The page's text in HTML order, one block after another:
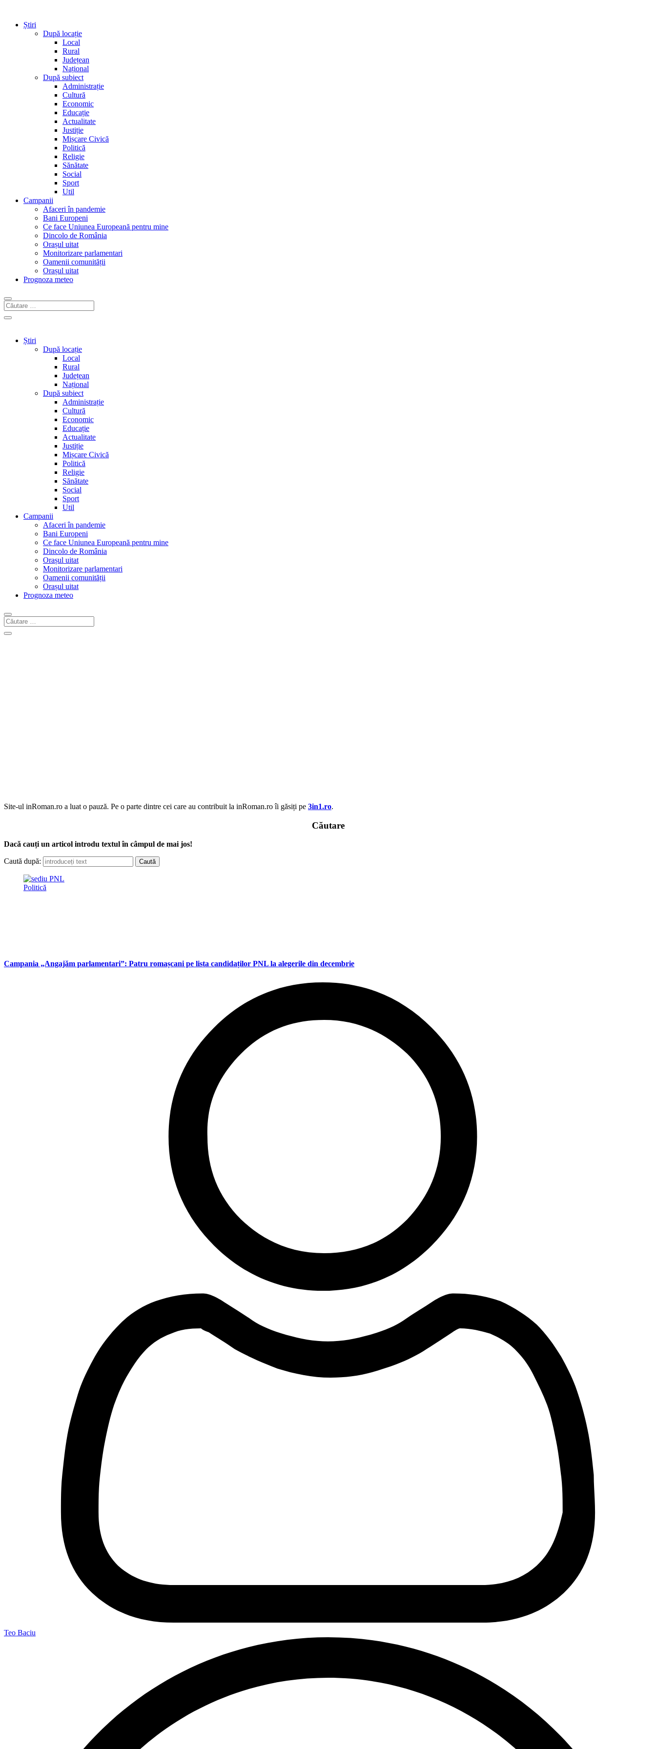
Știri
După locație
Local
Rural
Județean
Național
După subiect
Administrație
Cultură
Economic
Educație
Actualitate
Justiție
Mișcare Civică
Politică
Religie
Sănătate
Social
Sport
Util
Campanii
Afaceri în pandemie
Bani Europeni
Ce face Uniunea Europeană pentru mine
Dincolo de România
Orașul uitat
Monitorizare parlamentari
Oamenii comunității
Orașul uitat
Prognoza meteo
Știri
După locație
Local
Rural
Județean
Național
După subiect
Administrație
Cultură
Economic
Educație
Actualitate
Justiție
Mișcare Civică
Politică
Religie
Sănătate
Social
Sport
Util
Campanii
Afaceri în pandemie
Bani Europeni
Ce face Uniunea Europeană pentru mine
Dincolo de România
Orașul uitat
Monitorizare parlamentari
Oamenii comunității
Orașul uitat
Prognoza meteo
Site-ul inRoman.ro a luat o pauză. Pe o parte dintre cei care au contribuit la inRoman.ro îi găsiți pe 3in1.ro.
Căutare
Dacă cauți un articol introdu textul în câmpul de mai jos!
Caută după:
Politică
Campania „Angajăm parlamentari”: Patru romașcani pe lista candidaților PNL la alegerile din decembrie
Teo Baciu